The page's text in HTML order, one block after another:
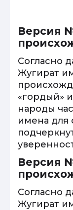
Версия
Согласно
Жугират
«гордый»
народы
имена для
Версия
Согласно
Жугират